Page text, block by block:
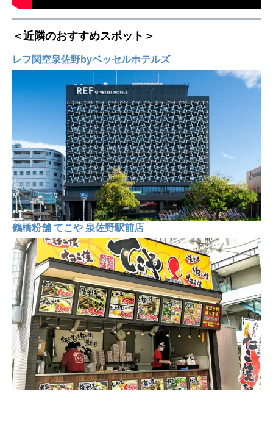
＜近隣のおすすめスポット＞
レフ関空泉佐野byベッセルホテルズ
鶴橋粉舗 てこや 泉佐野駅前店